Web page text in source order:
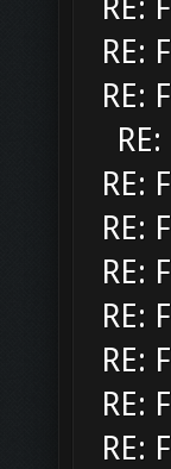
RE:
RE:
RE:
RE:
RE:
RE:
RE:
RE:
RE:
RE: